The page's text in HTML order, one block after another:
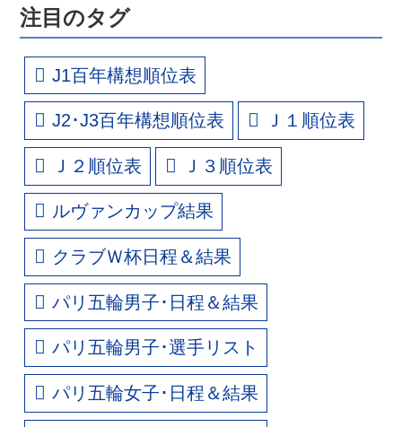
注目のタグ
J1百年構想順位表
J2･J3百年構想順位表 Ｊ１順位表
Ｊ２順位表 Ｊ３順位表
ルヴァンカップ結果
クラブＷ杯日程＆結果
パリ五輪男子･日程＆結果
パリ五輪男子･選手リスト
パリ五輪女子･日程＆結果